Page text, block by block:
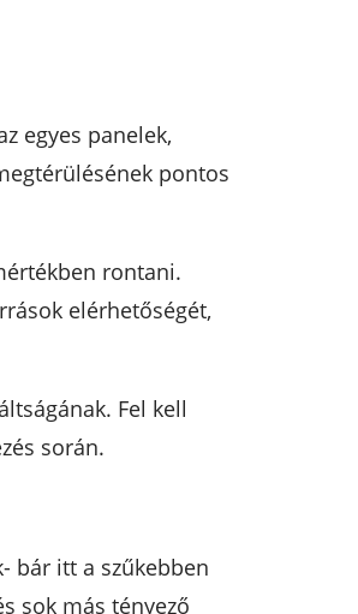
egyes panelek,
pontos
rontani.
elérhetőségét,
Fel kell
során.
bár itt a szűkebben
sok más tényező